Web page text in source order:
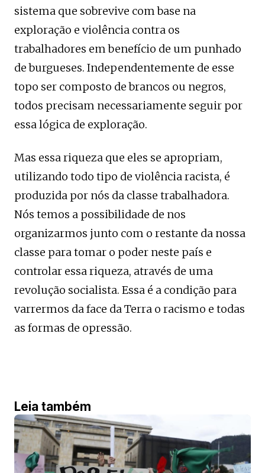
sistema que sobrevive com base na
exploração e violência contra os
trabalhadores em benefício de um punhado
de burgueses. Independentemente de esse
topo ser composto de brancos ou negros,
todos precisam necessariamente seguir por
essa lógica de exploração.
Mas essa riqueza que eles se apropriam,
utilizando todo tipo de violência racista, é
produzida por nós da classe trabalhadora.
Nós temos a possibilidade de nos
organizarmos junto com o restante da nossa
classe para tomar o poder neste país e
controlar essa riqueza, através de uma
revolução socialista. Essa é a condição para
varrermos da face da Terra o racismo e todas
as formas de opressão.
Leia também